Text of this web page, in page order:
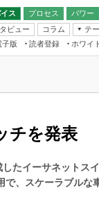
ス
プロセス パワー
無線
ビュー コラム
テ
Research）
子版
読者登録 ホワイ
チを発表
たイーサネットス
で、スケーラブルな